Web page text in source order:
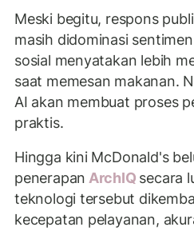
Meski begitu, respons
masih didominasi
sosial menyatakan lebih
saat memesan makanan.
AI akan membuat proses
praktis.
Hingga kini McDonald's
penerapan ArchIQ secara
teknologi tersebut
kecepatan pelayanan,